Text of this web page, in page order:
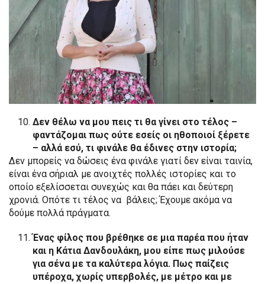
Δεν θέλω να μου πεις τι θα γίνει στο τέλος –
φαντάζομαι πως ούτε εσείς οι ηθοποιοί ξέρετε
– αλλά εσύ, τι φινάλε θα έδινες στην ιστορία;
Δεν μπορείς να δώσεις ένα φινάλε γιατί δεν είναι ταινία,
είναι ένα σήριαλ με ανοιχτές πολλές ιστορίες και το
οποίο εξελίσσεται συνεχώς και θα πάει και δεύτερη
χρονιά. Οπότε τι τέλος να βάλεις; Έχουμε ακόμα να
δούμε πολλά πράγματα.
Ένας φίλος που βρέθηκε σε μια παρέα που ήταν
και η Κάτια Δανδουλάκη, μου είπε πως μιλούσε
για σένα με τα καλύτερα λόγια. Πως παίζεις
υπέροχα, χωρίς υπερβολές, με μέτρο και με